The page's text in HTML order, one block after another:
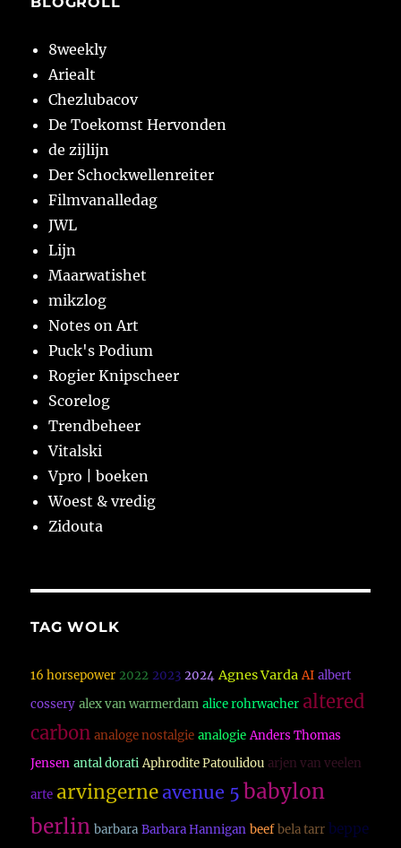
8weekly
Ariealt
Chezlubacov
De Toekomst Hervonden
de zijlijn
Der Schockwellenreiter
Filmvanalledag
JWL
Lijn
Maarwatishet
mikzlog
Notes on Art
Puck's Podium
Rogier Knipscheer
Scorelog
Trendbeheer
Vitalski
Vpro | boeken
Woest & vredig
Zidouta
TAG WOLK
16 horsepower 2022 2023 2024 Agnes Varda AI albert
cossery alex van warmerdam alice rohrwacher altered
carbon analoge nostalgie analogie Anders Thomas
Jensen antal dorati Aphrodite Patoulidou arjen van veelen
arte arvingerne avenue 5 babylon
berlin barbara Barbara Hannigan beef bela tarr beppe